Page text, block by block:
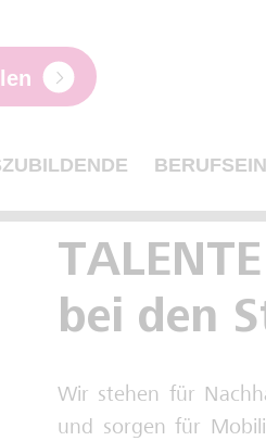
bei den
Wir stehen für
und sorgen für